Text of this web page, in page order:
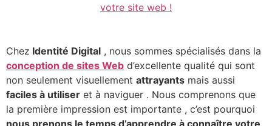
votre site web !
Chez Identité Digital , nous sommes spécialisés dans la
conception de sites Web d’excellente qualité qui sont
non seulement visuellement attrayants mais aussi
faciles à utiliser et à naviguer . Nous comprenons que
la première impression est importante , c’est pourquoi
nous prenons le temps d’apprendre à connaître votre